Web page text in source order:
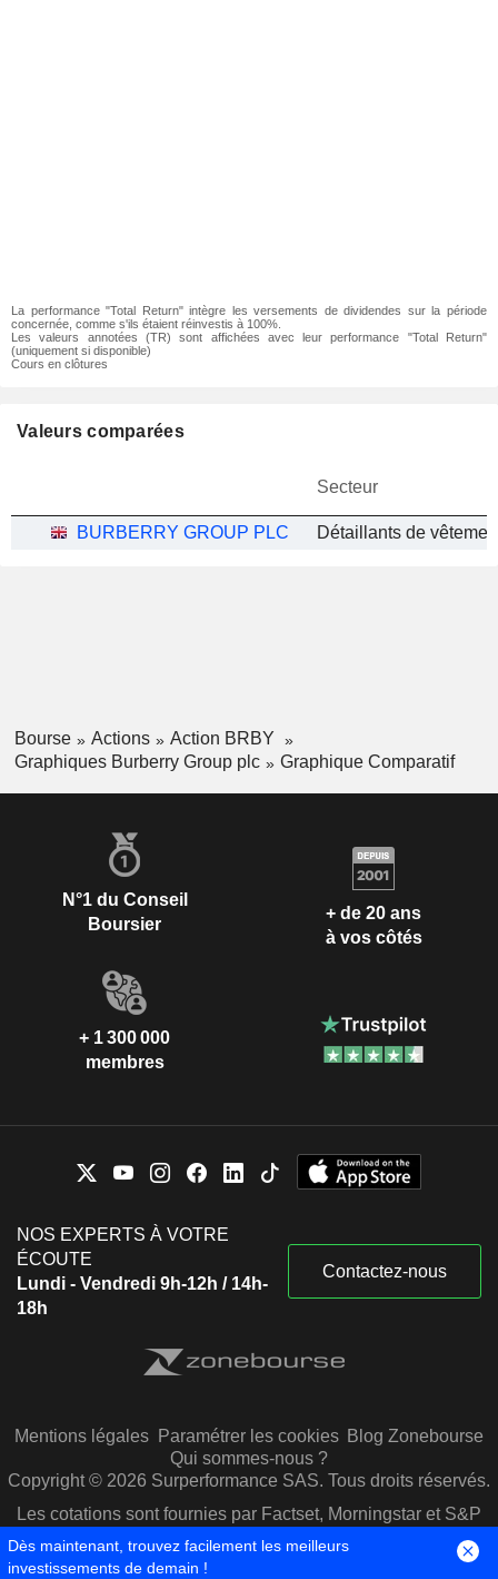
La performance "Total Return" intègre les versements de dividendes sur la période
concernée, comme s'ils étaient réinvestis à 100%.
Les valeurs annotées (TR) sont affichées avec leur performance "Total Return"
(uniquement si disponible)
Cours en clôtures
Valeurs comparées
Secteur
BURBERRY GROUP PLC
Bourse Actions
Action BRBY
Graphiques Burberry Group plc
Graphique Comparatif
N°1 du Conseil
Boursier
+ de 20 ans
à vos côtés
+ 1 300 000
membres
NOS EXPERTS À VOTRE
ÉCOUTE
Lundi - Vendredi 9h-12h / 14h-
18h
Contactez-nous
Mentions légales Paramétrer les cookies Blog Zonebourse
Qui sommes-nous ?
Copyright © 2026 Surperformance SAS. Tous droits réservés.
Les cotations sont fournies par Factset, Morningstar et S&P
Capital IQ
Dès maintenant, trouvez facilement les meilleurs
investissements de demain !